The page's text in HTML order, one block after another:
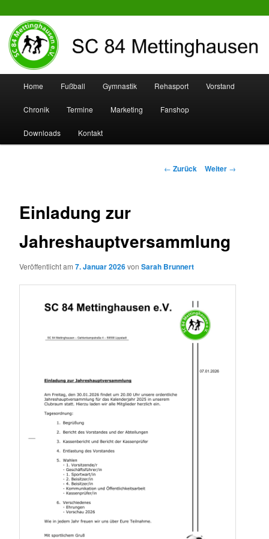
SC 84 Mettinghausen
Zum
Inhalt
wechseln
Zum
sekundären
Inhalt
Home Fußball Gymnastik Rehasport Vorstand
Chronik Termine Marketing Fanshop
Downloads Kontakt
Beitrags-
← Zurück Weiter →
Einladung zur
Jahreshauptversammlung
Veröffentlicht am7. Januar 2026vonSarah Brunnert